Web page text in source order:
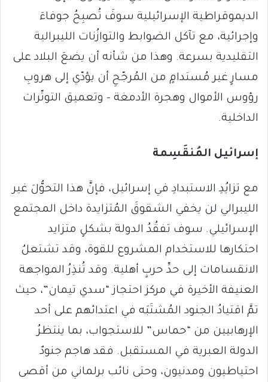
الديموقراطية الإسرائيلية سوفَ تُصبِحُ جوفاءَ
وإجرائية، مع تآكل الضوابط والتوازُنات الليبرالية
التقليدية بسرعة. وهذا من شأنه أن يضعَ البلاد على
مسارٍ غير مُستدامٍ من المُرجّحِ أن يؤدّي إلى هروبِ
رؤوس الأموال وهجرة الأدمغة – وتعميق التوتّرات
الداخلية.
إسرائيل المُنقَسِمة
مع تزايُدِ الاستبدادِ في إسرائيل، فإنَّ هذا التحوُّلَ غير
الليبرالي لن يخفي الشقوقَ المُتزايدة داخل المجتمع
الإسرائيلي. سوف تفقُدُ الدولة بشكلٍ متزايد
احتكارها للاستخدام المشروع للقوة، وقد تشتعلُ
الانقسامات إلى حدِّ حربٍ أهلية. وقد تُنذِرُ المواجهة
العنيفة الأخيرة في مركز احتجاز “سدي تيمان”، حيث
تمَّ اقتيادُ الجنود المُشتَبَه في اعتدائهم على أحد
الإرهابيين من “حماس” للاستجواب، بما ينتظرُ
الدولة العبرية في المستقبل. فقد هاجم جنودٌ
احتياطيون ومدنيون، وحتى نائب برلماني من أقصى